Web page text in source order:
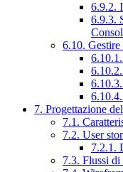
6.9.2.
6.9.3.
6.10.
7. Progettazione
7.1.
7.2. User
7.2.1.
7.3. Flussi di